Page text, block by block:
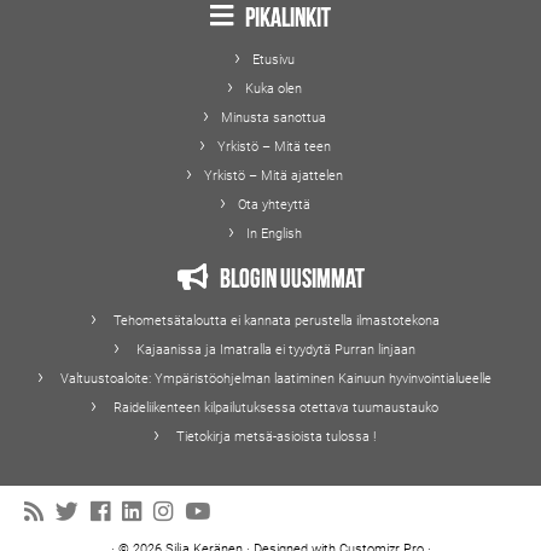
Pikalinkit
Etusivu
Kuka olen
Minusta sanottua
Yrkistö – Mitä teen
Yrkistö – Mitä ajattelen
Ota yhteyttä
In English
Blogin uusimmat
Tehometsätaloutta ei kannata perustella ilmastotekona
Kajaanissa ja Imatralla ei tyydytä Purran linjaan
Valtuustoaloite: Ympäristöohjelman laatiminen Kainuun hyvinvointialueelle
Raideliikenteen kilpailutuksessa otettava tuumaustauko
Tietokirja metsä-asioista tulossa !